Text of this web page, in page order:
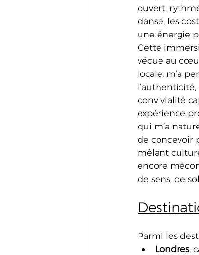
ouvert,
danse, les
une énergie
Cette
vécue au
locale, m’a
convivialité
expérience
qui m’a
de concevoir
mêlant
encore
de sens, de
Parmi les
Londres,